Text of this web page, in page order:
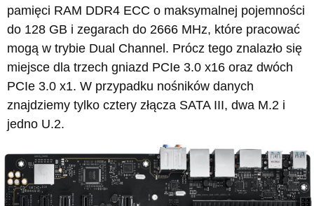
pamięci RAM DDR4 ECC o maksymalnej pojemności
do 128 GB i zegarach do 2666 MHz, które pracować
mogą w trybie Dual Channel. Prócz tego znalazło się
miejsce dla trzech gniazd PCIe 3.0 x16 oraz dwóch
PCIe 3.0 x1. W przypadku nośników danych
znajdziemy tylko cztery złącza SATA III, dwa M.2 i
jedno U.2.